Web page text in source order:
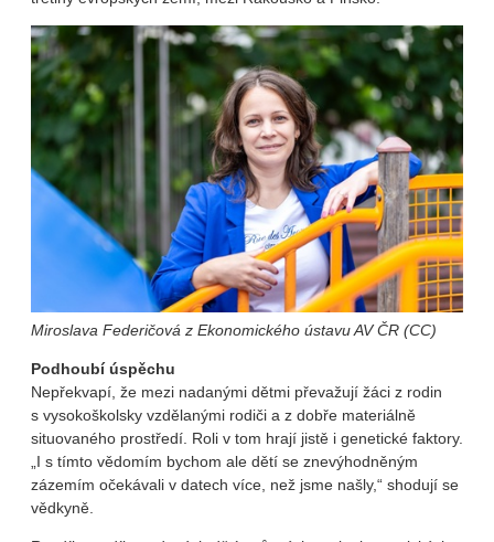
Miroslava Federičová z Ekonomického ústavu AV ČR (CC)
Podhoubí úspěchu
Nepřekvapí, že mezi nadanými dětmi převažují žáci z rodin
s vysokoškolsky vzdělanými rodiči a z dobře materiálně
situovaného prostředí. Roli v tom hrají jistě i genetické faktory.
„I s tímto vědomím bychom ale dětí se znevýhodněným
zázemím očekávali v datech více, než jsme našly,“ shodují se
vědkyně.